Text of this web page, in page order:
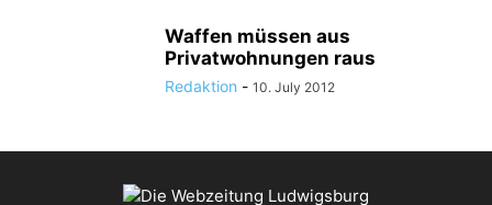
Waffen müssen aus
Privatwohnungen raus
Redaktion - 10. July 2012